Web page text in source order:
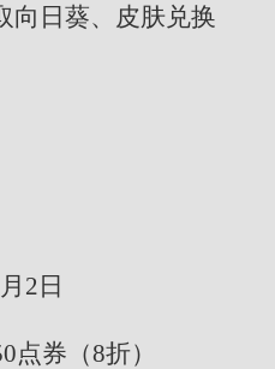
向日葵、皮肤兑换
2日
点券（8折）